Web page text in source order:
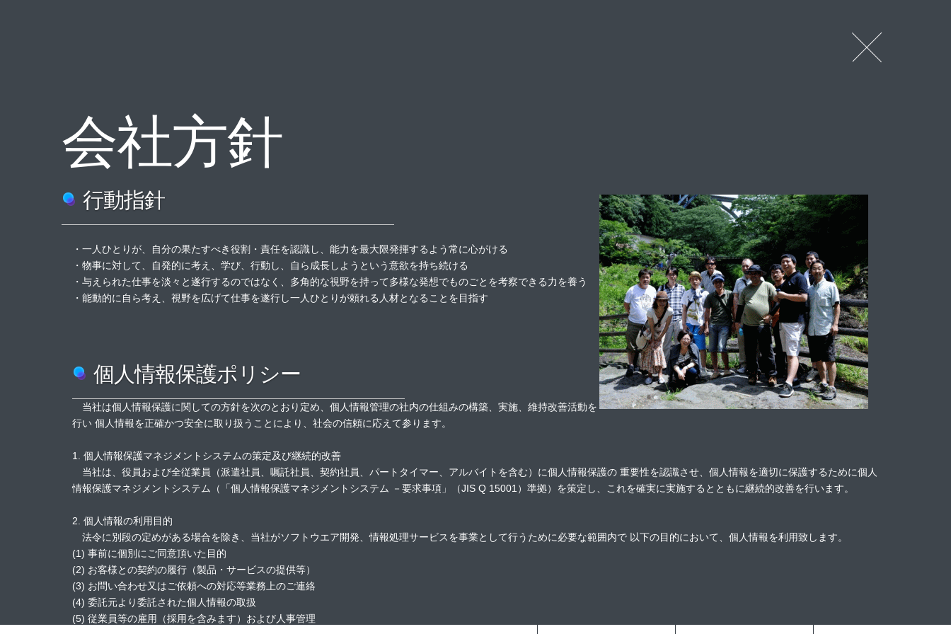
Contacts
Recruit
RECRUIT INFORMATION Education
EDUCATION AND STAFF EVALUATION Evaluation
PERSONNEL EVALUATION SYSTEM
Community
STAFF'S COMMUNITY Site map Infomation
会社方針
行動指針
・一人ひとりが、自分の果たすべき役割・責任を認識し、能力を最大限発揮するよう常に心がける
・物事に対して、自発的に考え、学び、行動し、自ら成長しようという意欲を持ち続ける
・与えられた仕事を淡々と遂行するのではなく、多角的な視野を持って多様な発想でものごとを考察できる力を養う
・能動的に自ら考え、視野を広げて仕事を遂行し一人ひとりが頼れる人材となることを目指す
個人情報保護ポリシー
当社は個人情報保護に関しての方針を次のとおり定め、個人情報管理の社内の仕組みの構築、実施、維持改善活動を
行い 個人情報を正確かつ安全に取り扱うことにより、社会の信頼に応えて参ります。
1. 個人情報保護マネジメントシステムの策定及び継続的改善
当社は、役員および全従業員（派遣社員、嘱託社員、契約社員、パートタイマー、アルバイトを含む）に個人情報保護の 重要性を認識させ、個人情報を適切に保護するために個人
情報保護マネジメントシステム（「個人情報保護マネジメントシステム －要求事項」（JIS Q 15001）準拠）を策定し、これを確実に実施するとともに継続的改善を行います。
2. 個人情報の利用目的
法令に別段の定めがある場合を除き、当社がソフトウエア開発、情報処理サービスを事業として行うために必要な範囲内で 以下の目的において、個人情報を利用致します。
(1) 事前に個別にご同意頂いた目的
(2) お客様との契約の履行（製品・サービスの提供等）
(3) お問い合わせ又はご依頼への対応等業務上のご連絡
(4) 委託元より委託された個人情報の取扱
(5) 従業員等の雇用（採用を含みます）および人事管理